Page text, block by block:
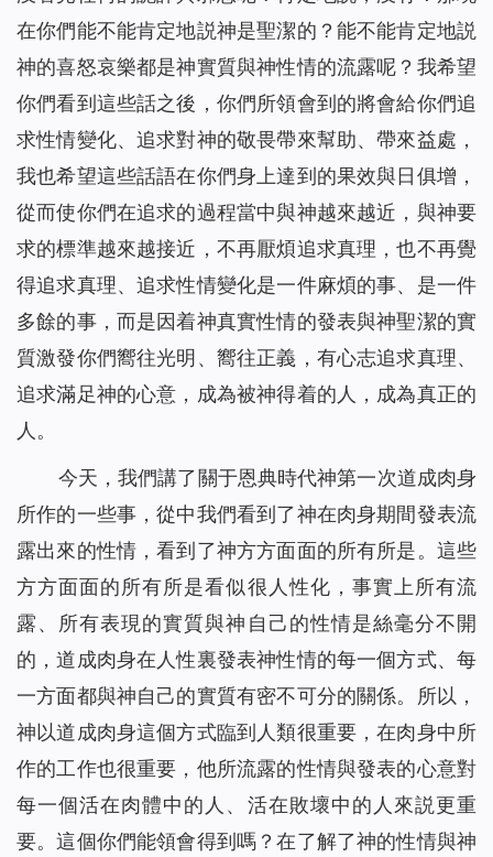
在你們能不能肯定地説神是聖潔的？能不能肯定地説
神的喜怒哀樂都是神實質與神性情的流露呢？我希望
你們看到這些話之後，你們所領會到的將會給你們追
求性情變化、追求對神的敬畏帶來幫助、帶來益處，
我也希望這些話語在你們身上達到的果效與日俱增，
從而使你們在追求的過程當中與神越來越近，與神要
求的標準越來越接近，不再厭煩追求真理，也不再覺
得追求真理、追求性情變化是一件麻煩的事、是一件
多餘的事，而是因着神真實性情的發表與神聖潔的實
質激發你們嚮往光明、嚮往正義，有心志追求真理、
追求滿足神的心意，成為被神得着的人，成為真正的
人。
今天，我們講了關于恩典時代神第一次道成肉身
所作的一些事，從中我們看到了神在肉身期間發表流
露出來的性情，看到了神方方面面的所有所是。這些
方方面面的所有所是看似很人性化，事實上所有流
露、所有表現的實質與神自己的性情是絲毫分不開
的，道成肉身在人性裏發表神性情的每一個方式、每
一方面都與神自己的實質有密不可分的關係。所以，
神以道成肉身這個方式臨到人類很重要，在肉身中所
作的工作也很重要，他所流露的性情與發表的心意對
每一個活在肉體中的人、活在敗壞中的人來説更重
要。這個你們能領會得到嗎？在了解了神的性情與神